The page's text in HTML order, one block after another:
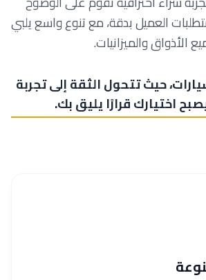
العميل بدقة، مع تنوع واسع يلبي
الأذواق والميزانيات.
حيث تتحول الثقة إلى تجربة
اختيارك قرارًا يليق بك.